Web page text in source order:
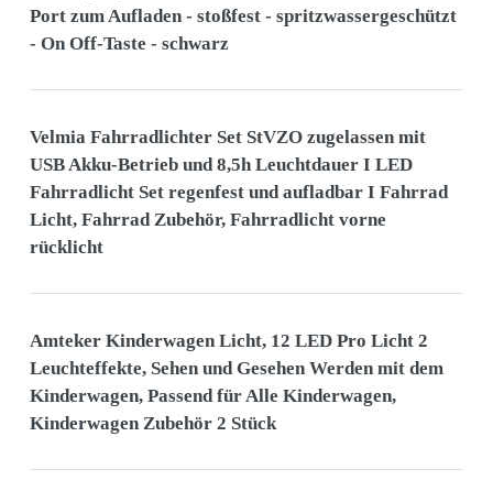
Port zum Aufladen - stoßfest - spritzwassergeschützt
- On Off-Taste - schwarz
Velmia Fahrradlichter Set StVZO zugelassen mit
USB Akku-Betrieb und 8,5h Leuchtdauer I LED
Fahrradlicht Set regenfest und aufladbar I Fahrrad
Licht, Fahrrad Zubehör, Fahrradlicht vorne
rücklicht
Amteker Kinderwagen Licht, 12 LED Pro Licht 2
Leuchteffekte, Sehen und Gesehen Werden mit dem
Kinderwagen, Passend für Alle Kinderwagen,
Kinderwagen Zubehör 2 Stück